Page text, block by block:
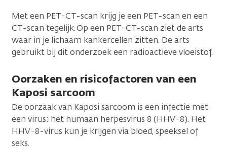
Met een PET-CT-scan krijg je een PET-scan en een
CT-scan tegelijk. Op een PET-CT-scan ziet de arts
waar in je lichaam kankercellen zitten. De arts
gebruikt bij dit onderzoek een radioactieve vloeistof.
Oorzaken en risicofactoren van een
Kaposi sarcoom
De oorzaak van Kaposi sarcoom is een infectie met
een virus: het humaan herpesvirus 8 (HHV-8). Het
HHV-8-virus kun je krijgen via bloed, speeksel of
seks.